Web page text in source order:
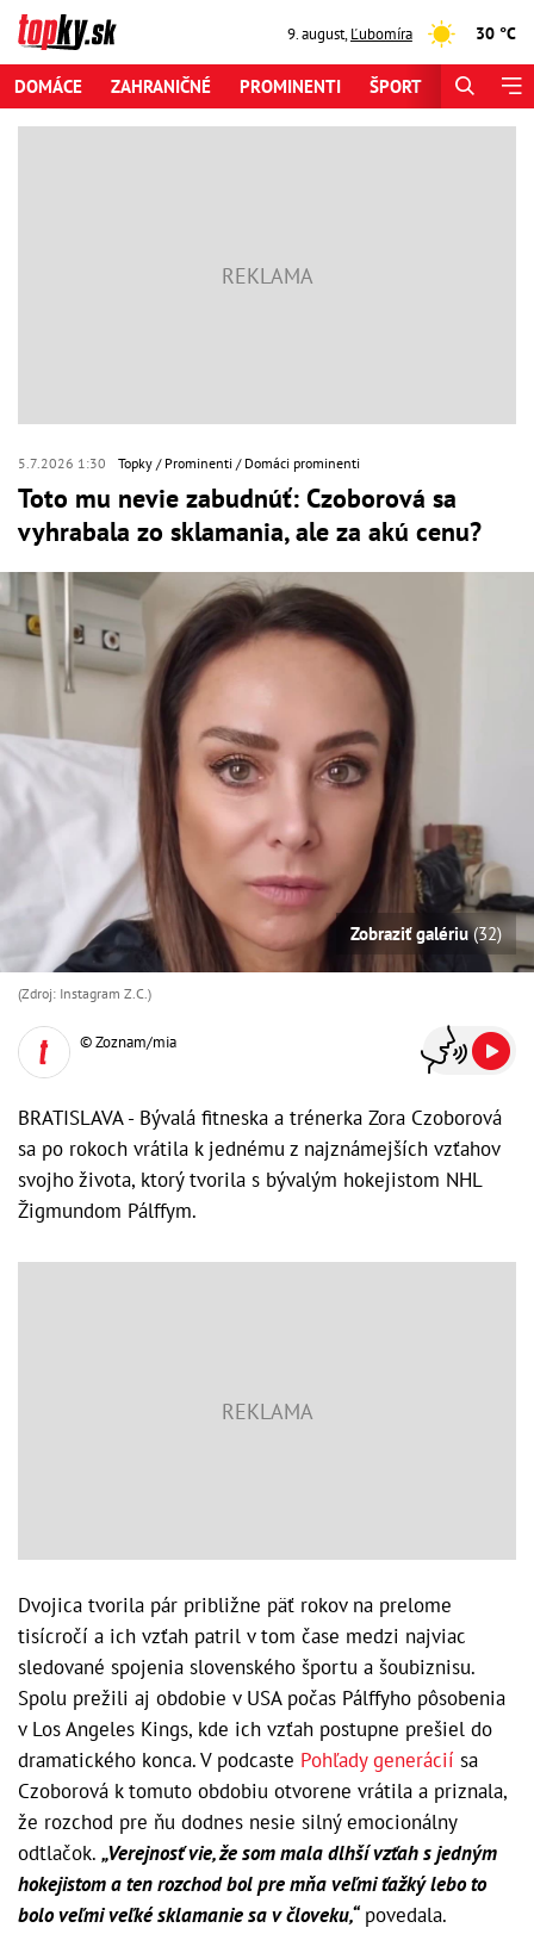
9. august,Ľubomíra 30 °C
DOMÁCE ZAHRANIČNÉ PROMINENTI ŠPORT
5.7.2026 1:30 Topky Prominenti Domáci prominenti
Toto mu nevie zabudnúť: Czoborová sa
vyhrabala zo sklamania, ale za akú cenu?
Zobraziť galériu(32)
(Zdroj: Instagram Z.C.)
© Zoznam/mia
BRATISLAVA - Bývalá fitneska a trénerka Zora Czoborová
sa po rokoch vrátila k jednému z najznámejších vzťahov
svojho života, ktorý tvorila s bývalým hokejistom NHL
Žigmundom Pálffym.
Dvojica tvorila pár približne päť rokov na prelome
tisícročí a ich vzťah patril v tom čase medzi najviac
sledované spojenia slovenského športu a šoubiznisu.
Spolu prežili aj obdobie v USA počas Pálffyho pôsobenia
v Los Angeles Kings, kde ich vzťah postupne prešiel do
dramatického konca. V podcaste Pohľady generácií sa
Czoborová k tomuto obdobiu otvorene vrátila a priznala,
že rozchod pre ňu dodnes nesie silný emocionálny
odtlačok. „Verejnosť vie, že som mala dlhší vzťah s jedným
hokejistom a ten rozchod bol pre mňa veľmi ťažký lebo to
bolo veľmi veľké sklamanie sa v človeku,“povedala.